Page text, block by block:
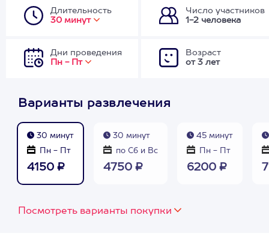
Длительность
30 минут
Число участников
1-2 человека
Дни проведения
Пн - Пт
Возраст
от 3 лет
Варианты развлечения
30 минут
Пн - Пт
4150 ₽
30 минут
по Сб и Вс
4750 ₽
45 минут
Пн - Пт
6200 ₽
Посмотреть варианты покупки